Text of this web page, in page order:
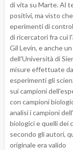
di vita su Marte. Al
positivi, ma visto
eperimenti di
di ricercatori fra cui
Gil Levin, e anche
dell'Università di
misure effettuate
esperimenti gli
sui campioni
con campioni
analisi i campioni
biologici e quelli dei
secondo gli autori,
originale era valido